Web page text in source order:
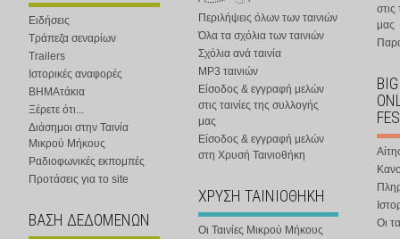
Ειδήσεις
Τράπεζα σεναρίων
Trailers
Ιστορικές αναφορές
ΒΗΜΑτάκια
Ξέρετε ότι...
Διάσημοι στην Ταινία
Μικρού Μήκους
Ραδιοφωνικές εκπομπές
Προτάσεις για το site
ΒΑΣΗ ΔΕΔΟΜΕΝΩΝ
Περιλήψεις όλων των ταινιών
Όλα τα σχόλια των ταινιών
Σχόλια ανά ταινία
MP3 ταινιών
Είσοδος & εγγραφή μελών
στις ταινίες της συλλογής
μας
Είσοδος & εγγραφή μελών
στη Χρυσή Ταινιοθήκη
ΧΡΥΣΗ ΤΑΙΝΙΟΘΗΚΗ
Οι Ταινίες Μικρού Μήκους
στις
μας
Οι